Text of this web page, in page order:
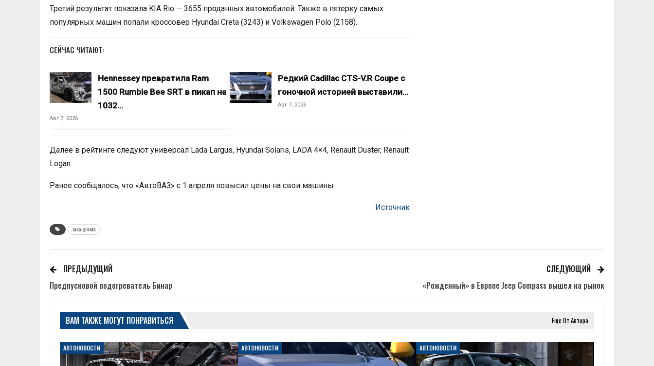
Третий результат показала KIA Rio — 3655 проданных автомобилей. Также в пятерку самых
популярных машин попали кроссовер Hyundai Creta (3243) и Volkswagen Polo (2158).
СЕЙЧАС ЧИТАЮТ:
Hennessey превратила Ram
1500 Rumble Bee SRT в пикап на
1032…
Авг 7, 2026
Редкий Cadillac CTS-V.R Coupe с
гоночной историей выставили…
Авг 7, 2026
Далее в рейтинге следуют универсал Lada Largus, Hyundai Solaris, LADA 4×4, Renault Duster, Renault
Logan.
Ранее сообщалось, что «АвтоВАЗ» с 1 апреля повысил цены на свои машины.
Источник
lada granta
ПРЕДЫДУЩИЙ
Предпусковой подогреватель Бинар
СЛЕДУЮЩИЙ
«Рожденный» в Европе Jeep Compass вышел на рынок
ВАМ ТАКЖЕ МОГУТ ПОНРАВИТЬСЯ Еще От Автора
АВТОНОВОСТИ АВТОНОВОСТИ АВТОНОВОСТИ